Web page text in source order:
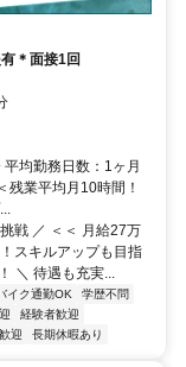
＊面接1回
均勤務日数：1ヶ月
業平均月10時間！
戦 ／ ＜＜ 月給27万
スキルアップも目指
＼ 待遇も充実...
イク通勤OK
学歴不問
経験者歓迎
迎 長期休暇あり